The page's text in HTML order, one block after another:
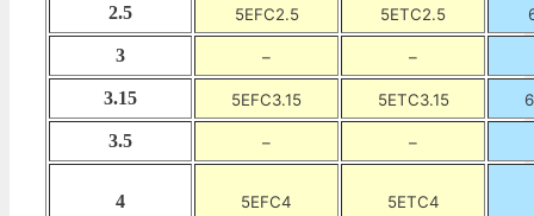
2.5 5EFC2.5 5ETC2.5
3 – –
3.15 5EFC3.15 5ETC3.15
3.5 – –
4 5EFC4 5ETC4